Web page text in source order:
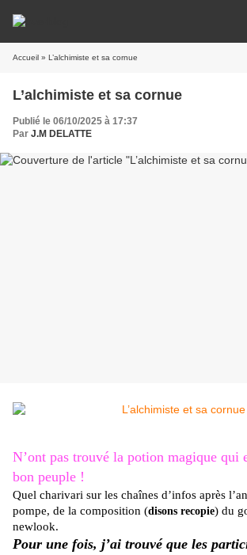
Accueil » L’alchimiste et sa cornue
L’alchimiste et sa cornue
Publié le 06/10/2025 à 17:37
Par J.M DELATTE
N’ont pas trouvé la potion magique qui
bon peuple !
Quel charivari sur les chaînes d’infos après
pompe, de la composition (disons recopie) du
newlook.
Pour une fois, j’ai trouvé que les